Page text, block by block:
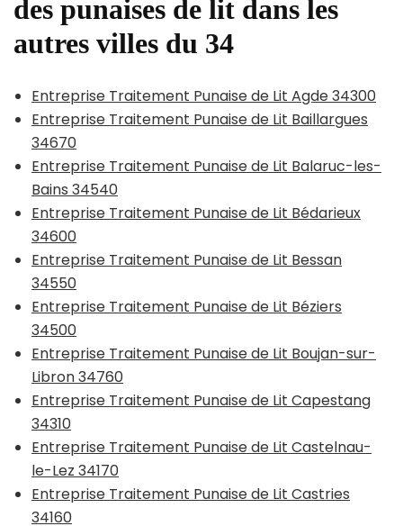
des punaises de lit dans les
autres villes du 34
Entreprise Traitement Punaise de Lit Agde 34300
Entreprise Traitement Punaise de Lit Baillargues
34670
Entreprise Traitement Punaise de Lit Balaruc-les-
Bains 34540
Entreprise Traitement Punaise de Lit Bédarieux
34600
Entreprise Traitement Punaise de Lit Bessan
34550
Entreprise Traitement Punaise de Lit Béziers
34500
Entreprise Traitement Punaise de Lit Boujan-sur-
Libron 34760
Entreprise Traitement Punaise de Lit Capestang
34310
Entreprise Traitement Punaise de Lit Castelnau-
le-Lez 34170
Entreprise Traitement Punaise de Lit Castries
34160